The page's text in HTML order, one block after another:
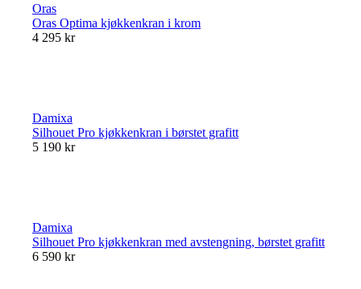
Oras
Oras Optima kjøkkenkran i krom
4 295 kr
Damixa
Silhouet Pro kjøkkenkran i børstet grafitt
5 190 kr
Damixa
Silhouet Pro kjøkkenkran med avstengning, børstet grafitt
6 590 kr